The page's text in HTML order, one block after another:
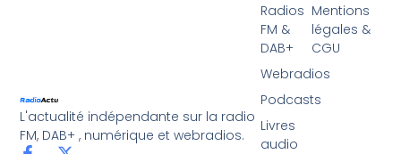
L'actualité indépendante sur la radio
FM, DAB+ , numérique et webradios.
Radios
FM &
DAB+
Webradios
Podcasts
Livres
audio
Mentions
légales &
CGU